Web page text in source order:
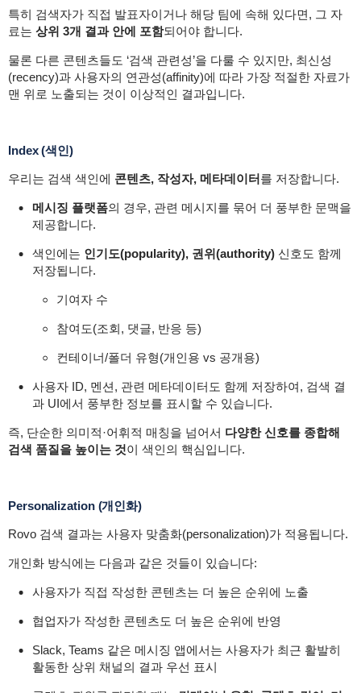
특히 검색자가 직접 발표자이거나 해당 팀에 속해 있다면, 그 자
료는 상위 3개 결과 안에 포함되어야 합니다.
물론 다른 콘텐츠들도 ‘검색 관련성’을 다룰 수 있지만, 최신성
(recency)과 사용자의 연관성(affinity)에 따라 가장 적절한 자료가
맨 위로 노출되는 것이 이상적인 결과입니다.
Index (색인)
우리는 검색 색인에 콘텐츠, 작성자, 메타데이터를 저장합니다.
메시징 플랫폼의 경우, 관련 메시지를 묶어 더 풍부한 문맥을
제공합니다.
색인에는 인기도(popularity), 권위(authority)신호도 함께
저장됩니다.
기여자 수
참여도(조회, 댓글, 반응 등)
컨테이너/폴더 유형(개인용 vs 공개용)
사용자 ID, 멘션, 관련 메타데이터도 함께 저장하여, 검색 결
과 UI에서 풍부한 정보를 표시할 수 있습니다.
즉, 단순한 의미적·어휘적 매칭을 넘어서 다양한 신호를 종합해
검색 품질을 높이는 것이 색인의 핵심입니다.
Personalization (개인화)
Rovo 검색 결과는 사용자 맞춤화(personalization)가 적용됩니다.
개인화 방식에는 다음과 같은 것들이 있습니다:
사용자가 직접 작성한 콘텐츠는 더 높은 순위에 노출
협업자가 작성한 콘텐츠도 더 높은 순위에 반영
Slack, Teams 같은 메시징 앱에서는 사용자가 최근 활발히
활동한 상위 채널의 결과 우선 표시